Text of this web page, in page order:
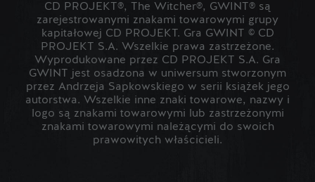
CD PROJEKT®, The Witcher®, GWINT® są
zarejestrowanymi znakami towarowymi grupy
kapitałowej CD PROJEKT. Gra GWINT © CD
PROJEKT S.A. Wszelkie prawa zastrzeżone.
Wyprodukowane przez CD PROJEKT S.A. Gra
GWINT jest osadzona w uniwersum stworzonym
przez Andrzeja Sapkowskiego w serii książek jego
autorstwa. Wszelkie inne znaki towarowe, nazwy i
logo są znakami towarowymi lub zastrzeżonymi
znakami towarowymi należącymi do swoich
prawowitych właścicieli.